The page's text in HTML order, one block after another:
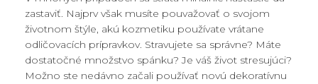
zastaviť. Najprv však musíte pouvažovať o svojom
životnom štýle, akú kozmetiku používate vrátane
odličovacích prípravkov. Stravujete sa správne? Máte
dostatočné množstvo spánku? Je váš život stresujúci?
Možno ste nedávno začali používať novú dekoratívnu